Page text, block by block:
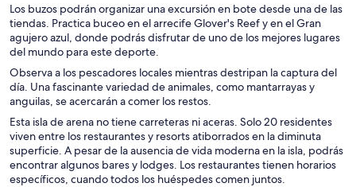
Los buzos podrán organizar una excursión en bote desde una de las
tiendas. Practica buceo en el arrecife Glover's Reef y en el Gran
agujero azul, donde podrás disfrutar de uno de los mejores lugares
del mundo para este deporte.
Observa a los pescadores locales mientras destripan la captura del
día. Una fascinante variedad de animales, como mantarrayas y
anguilas, se acercarán a comer los restos.
Esta isla de arena no tiene carreteras ni aceras. Solo 20 residentes
viven entre los restaurantes y resorts atiborrados en la diminuta
superficie. A pesar de la ausencia de vida moderna en la isla, podrás
encontrar algunos bares y lodges. Los restaurantes tienen horarios
específicos, cuando todos los huéspedes comen juntos.